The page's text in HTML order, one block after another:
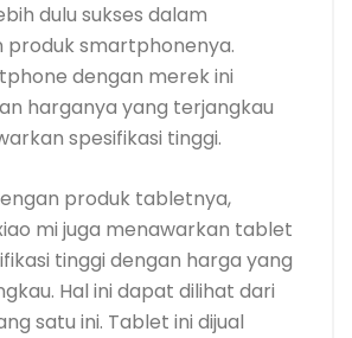
dulu sukses dalam
produk smartphonenya.
dengan merek ini
harganya yang terjangkau
spesifikasi tinggi.
produk tabletnya,
mi juga menawarkan tablet
tinggi dengan harga yang
Hal ini dapat dilihat dari
satu ini. Tablet ini dijual